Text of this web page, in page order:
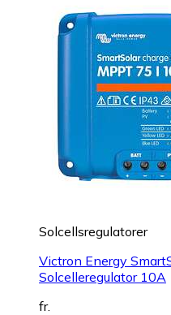
Solcellsregulatorer
Victron Energy
Solcelleregulator 10A
fr.